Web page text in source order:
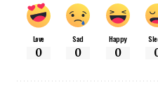
Love
0
Sad
0
Happy
0